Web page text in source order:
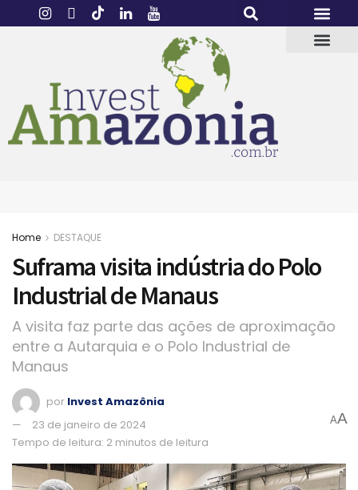
Home DESTAQUE
Suframa visita indústria do Polo
Industrial de Manaus
A visita faz parte das ações de aproximação
entre a Autarquia e o Polo Industrial de
Manaus
por Invest Amazônia
23 de janeiro de 2024
Tempo de leitura: 2 minutos de leitura
AA